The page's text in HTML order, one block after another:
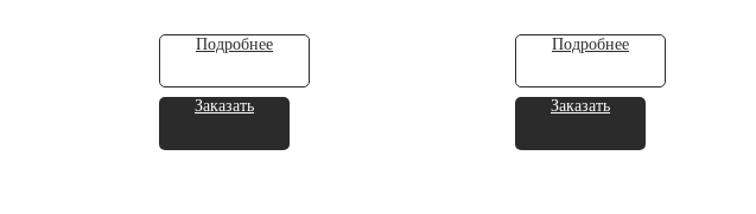
Подробнее
Заказать
Подробнее
Заказать